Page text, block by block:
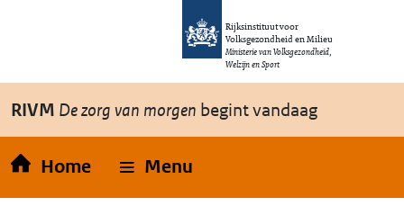
Overslaan en naar de inhoud gaan
Rijksinstituut voor
Volksgezondheid en Milieu
Ministerie van Volksgezondheid,
Welzijn en Sport
RIVM De zorg van morgen begint vandaag
Home Menu